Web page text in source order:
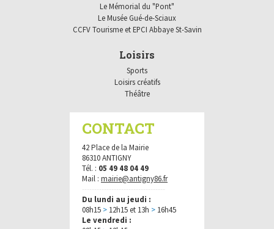
Le Mémorial du "Pont"
Le Musée Gué-de-Sciaux
CCFV Tourisme et EPCI Abbaye St-Savin
Loisirs
Sports
Loisirs créatifs
Théâtre
CONTACT
42 Place de la Mairie
86310 ANTIGNY
Tél. : 05 49 48 04 49
Mail : mairie@antigny86.fr
Du lundi au jeudi :
08h15 > 12h15 et 13h > 16h45
Le vendredi :